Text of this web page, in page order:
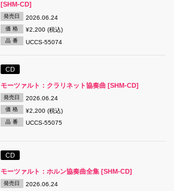
[SHM-CD]
発売日 2026.06.24
価 格 ¥2,200 (税込)
品 番 UCCS-55074
CD
モーツァルト：クラリネット協奏曲 [SHM-CD]
発売日 2026.06.24
価 格 ¥2,200 (税込)
品 番 UCCS-55075
CD
モーツァルト：ホルン協奏曲全集 [SHM-CD]
発売日 2026.06.24